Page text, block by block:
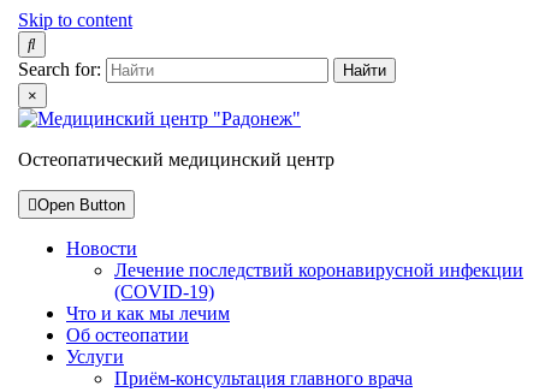
Skip to content
Search for:
×
Остеопатический медицинский центр
Open Button
Новости
Лечение последствий коронавирусной инфекции
(COVID-19)
Что и как мы лечим
Об остеопатии
Услуги
Приём-консультация главного врача